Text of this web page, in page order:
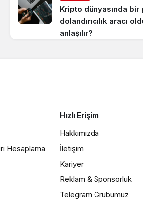
Kripto dünyasında bir
dolandırıcılık aracı
anlaşılır?
Hesaplama
Hızlı Erişim
Hakkımızda
İletişim
Kariyer
Reklam & Sponsorluk
Telegram Grubumuz